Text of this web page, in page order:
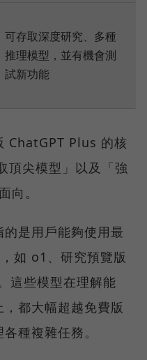
可存取深度研究、多種
推理模型，並有機會測
試新功能
ChatGPT Plus 的核
頂尖模型」以及「強
向。
是用戶能夠使用最
如 o1、研究預覽版
這些模型在理解能
都大幅超越免費版
種複雜任務。